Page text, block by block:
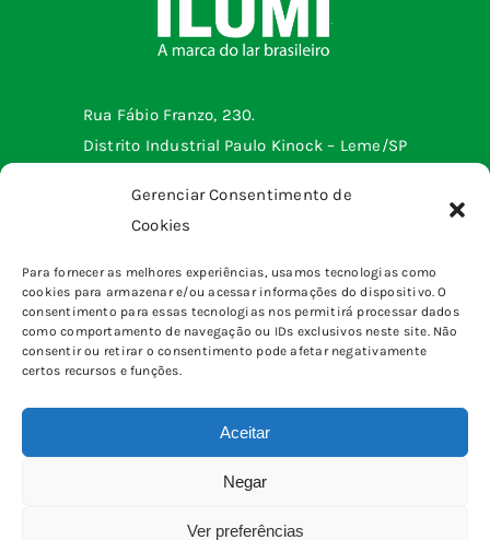
Gerenciar Consentimento de
Cookies
Para fornecer as melhores experiências, usamos tecnologias como
cookies para armazenar e/ou acessar informações do dispositivo. O
consentimento para essas tecnologias nos permitirá processar dados
como comportamento de navegação ou IDs exclusivos neste site. Não
consentir ou retirar o consentimento pode afetar negativamente
certos recursos e funções.
Aceitar
Negar
Ver preferências
Rua Fábio Franzo, 230.
Distrito Industrial Paulo Kinock – Leme/SP
Tomadas e interruptores
Sobrepor
pinos, plugues e adaptadores
Caixas & Quadros
Eletrônica
Iluminação
Flex
Produtos
Home
Blog
Fale Conosco
Calculadora de Tomadas e Interruptores
Desenvolvido porSCE Web